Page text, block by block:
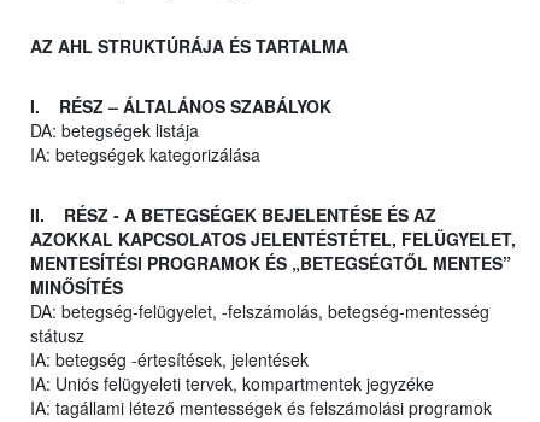
AZ AHL STRUKTÚRÁJA ÉS TARTALMA
I. RÉSZ – ÁLTALÁNOS SZABÁLYOK
DA: betegségek listája
IA: betegségek kategorizálása
II. RÉSZ - A BETEGSÉGEK BEJELENTÉSE ÉS AZ
AZOKKAL KAPCSOLATOS JELENTÉSTÉTEL, FELÜGYELET,
MENTESÍTÉSI PROGRAMOK ÉS „BETEGSÉGTŐL MENTES”
MINŐSÍTÉS
DA: betegség-felügyelet, -felszámolás, betegség-mentesség
státusz
IA: betegség -értesítések, jelentések
IA: Uniós felügyeleti tervek, kompartmentek jegyzéke
IA: tagállami létező mentességek és felszámolási programok